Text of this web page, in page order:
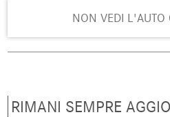
NON VEDI L'AUTO
RIMANI SEMPRE